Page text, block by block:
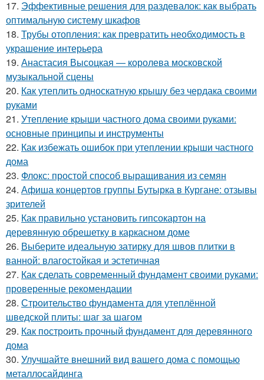
17. Эффективные решения для раздевалок: как выбрать
оптимальную систему шкафов
18. Трубы отопления: как превратить необходимость в
украшение интерьера
19. Анастасия Высоцкая — королева московской
музыкальной сцены
20. Как утеплить односкатную крышу без чердака своими
руками
21. Утепление крыши частного дома своими руками:
основные принципы и инструменты
22. Как избежать ошибок при утеплении крыши частного
дома
23. Флокс: простой способ выращивания из семян
24. Афиша концертов группы Бутырка в Кургане: отзывы
зрителей
25. Как правильно установить гипсокартон на
деревянную обрешетку в каркасном доме
26. Выберите идеальную затирку для швов плитки в
ванной: влагостойкая и эстетичная
27. Как сделать современный фундамент своими руками:
проверенные рекомендации
28. Строительство фундамента для утеплённой
шведской плиты: шаг за шагом
29. Как построить прочный фундамент для деревянного
дома
30. Улучшайте внешний вид вашего дома с помощью
металлосайдинга